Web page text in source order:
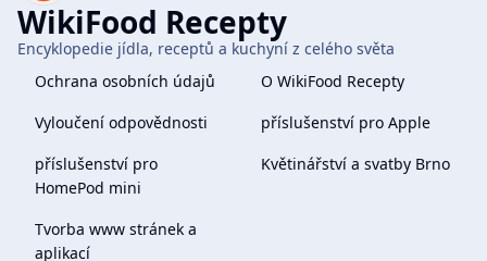
WikiFood Recepty
Encyklopedie jídla, receptů a kuchyní z celého světa
Ochrana osobních údajů
O WikiFood Recepty
Vyloučení odpovědnosti
příslušenství pro Apple
příslušenství pro
HomePod mini
Květinářství a svatby Brno
Tvorba www stránek a
aplikací